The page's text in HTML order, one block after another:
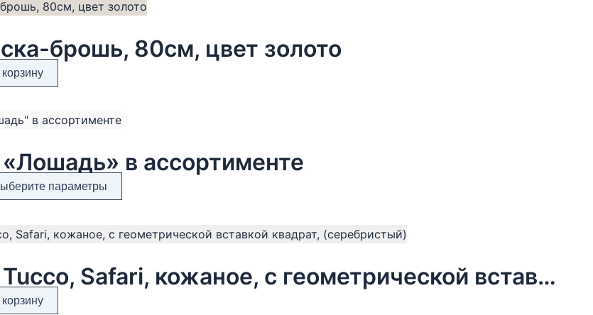
брошь, 80см, цвет золото
в ассортименте
параметры
товар
несколько
Опции
Колье Tucco, Safari, кожаное, с геометрической вставкой квадрат, (серебристый)